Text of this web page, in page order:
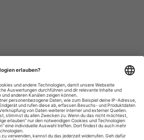
Impressum
Einstellungen